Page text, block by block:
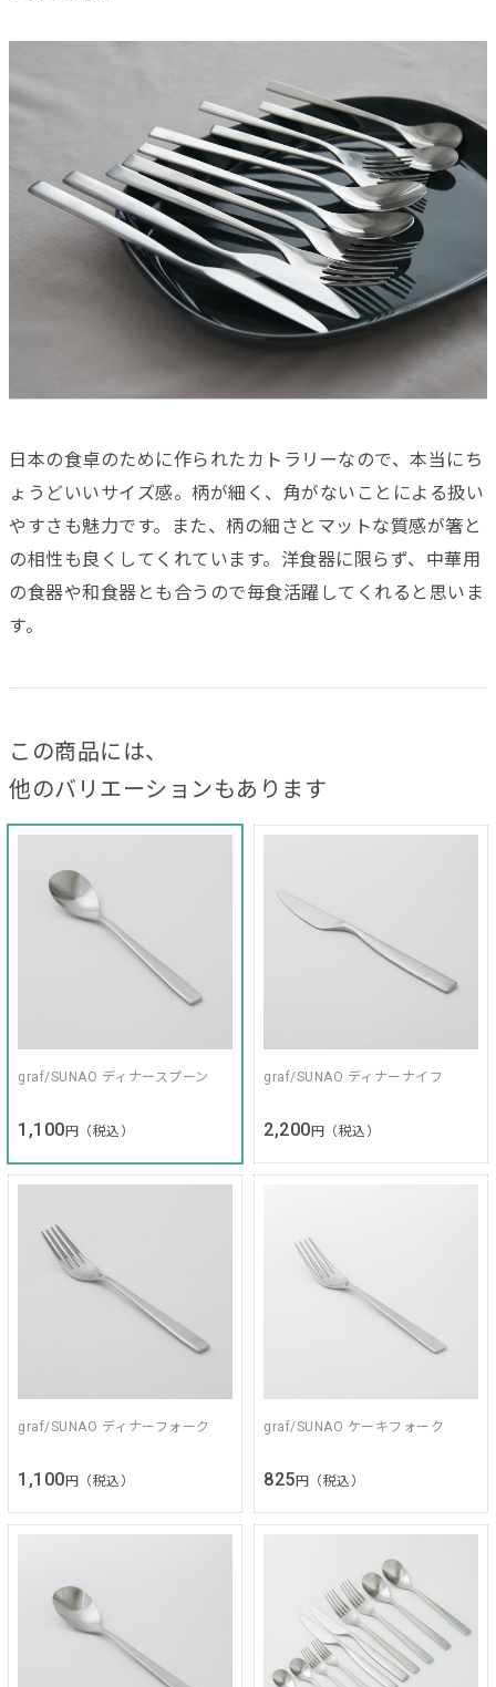
日本の食卓のために作られたカトラリーなので、本当にち
ょうどいいサイズ感。柄が細く、角がないことによる扱い
やすさも魅力です。また、柄の細さとマットな質感が箸と
の相性も良くしてくれています。洋食器に限らず、中華用
の食器や和食器とも合うので毎食活躍してくれると思いま
す。
この商品には、
他のバリエーションもあります
graf/SUNAO ディナースプーン
1,100 円（税込）
graf/SUNAO ディナーナイフ
2,200 円（税込）
graf/SUNAO ディナーフォーク
1,100 円（税込）
graf/SUNAO ケーキフォーク
825 円（税込）